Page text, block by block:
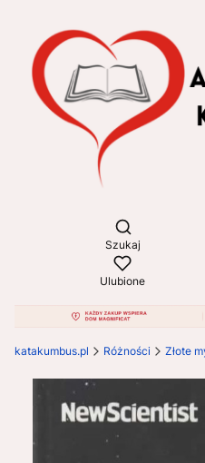
Otwórz
Szukaj
Ulubione
katakumbus.pl Różności Złote